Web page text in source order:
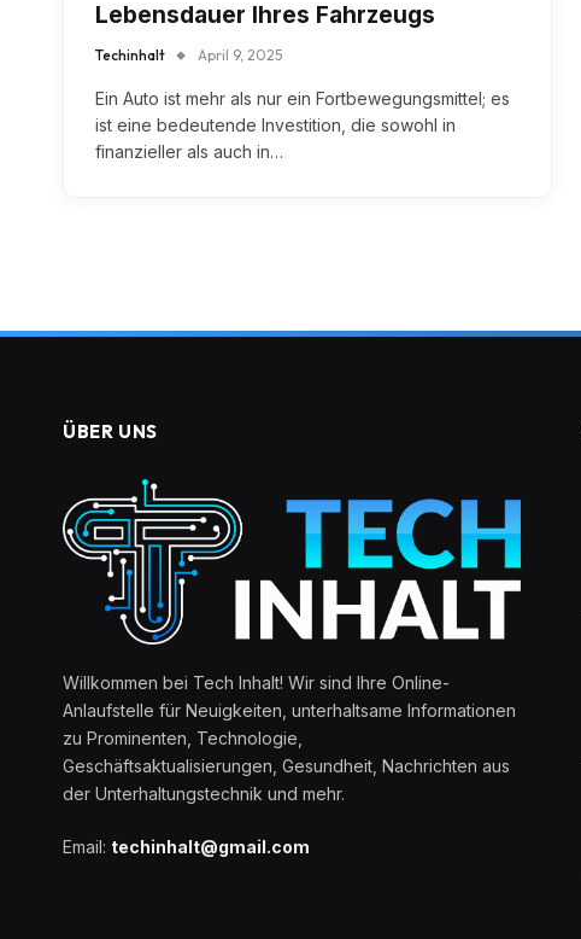
Lebensdauer Ihres Fahrzeugs
Techinhalt April 9, 2025
Ein Auto ist mehr als nur ein Fortbewegungsmittel; es
ist eine bedeutende Investition, die sowohl in
finanzieller als auch in…
ÜBER UNS
Willkommen bei Tech Inhalt! Wir sind Ihre Online-
Anlaufstelle für Neuigkeiten, unterhaltsame Informationen
zu Prominenten, Technologie,
Geschäftsaktualisierungen, Gesundheit, Nachrichten aus
der Unterhaltungstechnik und mehr.
Email: techinhalt@gmail.com